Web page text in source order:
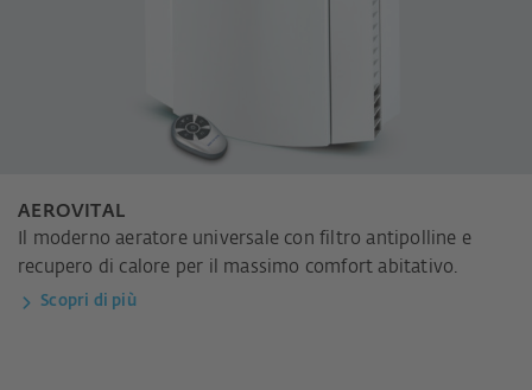
AEROVITAL
Il moderno aeratore universale con filtro antipolline e
recupero di calore per il massimo comfort abitativo.
Scopri di più